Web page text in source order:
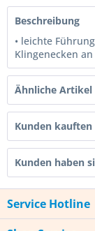
Beschreibung
• leichte
Klingenecken
Ähnliche Artikel
Kunden kauften
Kunden haben
Service Hotline